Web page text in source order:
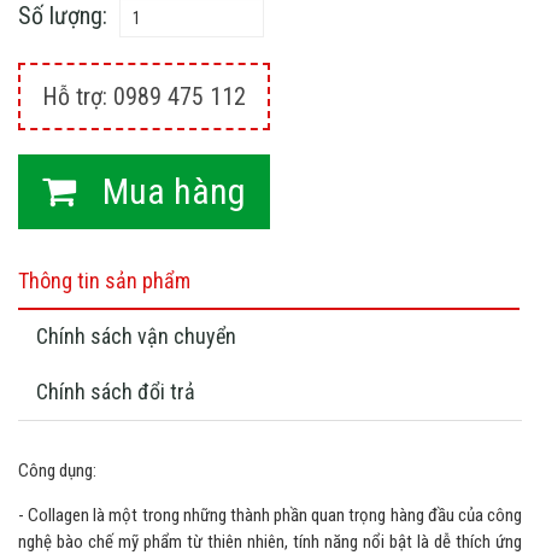
Số lượng:
Hỗ trợ: 0989 475 112
Mua hàng
Thông tin sản phẩm
Chính sách vận chuyển
Chính sách đổi trả
Công dụng:
- Collagen là một trong những thành phần quan trọng hàng đầu của công
nghệ bào chế mỹ phẩm từ thiên nhiên, tính năng nổi bật là dễ thích ứng